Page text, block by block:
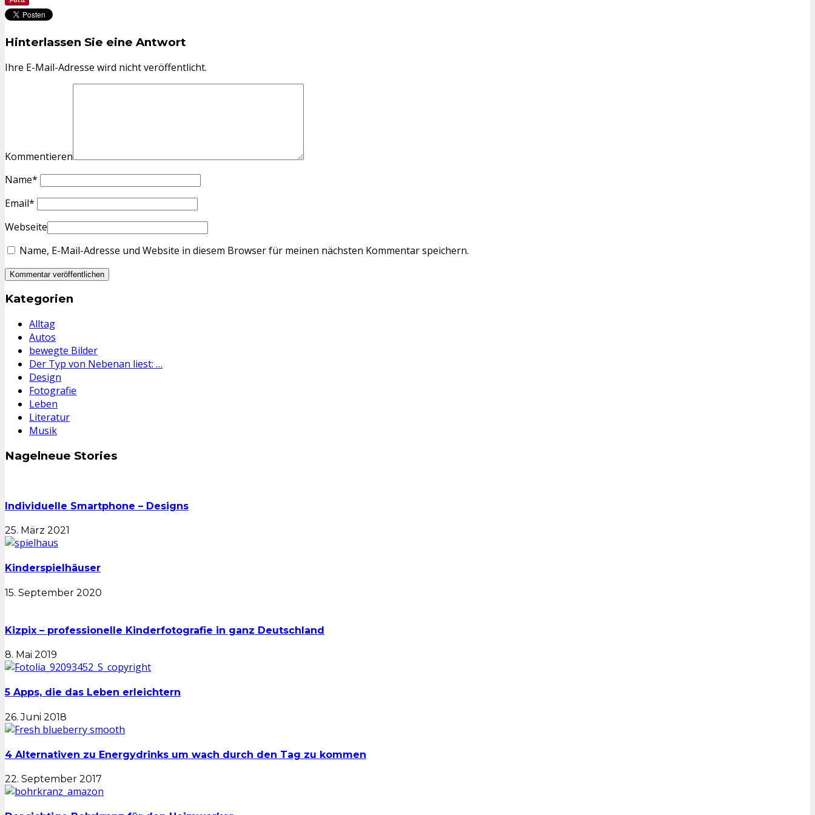
Hinterlassen Sie eine Antwort
Ihre E-Mail-Adresse wird nicht veröffentlicht.
Kommentieren
Name*
Email*
Webseite
Name, E-Mail-Adresse und Website in diesem Browser für meinen nächsten Kommentar speichern.
Kategorien
Alltag
Autos
bewegte Bilder
Der Typ von Nebenan liest: …
Design
Fotografie
Leben
Literatur
Musik
Nagelneue Stories
Individuelle Smartphone – Designs
25. März 2021
Kinderspielhäuser
15. September 2020
Kizpix – professionelle Kinderfotografie in ganz Deutschland
8. Mai 2019
5 Apps, die das Leben erleichtern
26. Juni 2018
4 Alternativen zu Energydrinks um wach durch den Tag zu kommen
22. September 2017